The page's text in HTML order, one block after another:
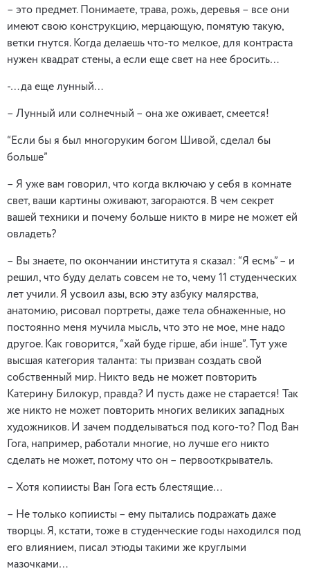
– это предмет. Понимаете, трава, рожь, деревья – все они
имеют свою конструкцию, мерцающую, помятую такую,
ветки гнутся. Когда делаешь что-то мелкое, для контраста
нужен квадрат стены, а если еще свет на нее бросить…
-…да еще лунный…
– Лунный или солнечный – она же оживает, смеется!
“Если бы я был многоруким богом Шивой, сделал бы
больше”
– Я уже вам говорил, что когда включаю у себя в комнате
свет, ваши картины оживают, загораются. В чем секрет
вашей техники и почему больше никто в мире не может ей
овладеть?
– Вы знаете, по окончании института я сказал: “Я есмь” – и
решил, что буду делать совсем не то, чему 11 студенческих
лет учили. Я усвоил азы, всю эту азбуку малярства,
анатомию, рисовал портреты, даже тела обнаженные, но
постоянно меня мучила мысль, что это не мое, мне надо
другое. Как говорится, “хай буде гiрше, аби iнше”. Тут уже
высшая категория таланта: ты призван создать свой
собственный мир. Никто ведь не может повторить
Катерину Билокур, правда? И пусть даже не старается! Так
же никто не может повторить многих великих западных
художников. И зачем подделываться под кого-то? Под Ван
Гога, например, работали многие, но лучше его никто
сделать не может, потому что он – первооткрыватель.
– Хотя копиисты Ван Гога есть блестящие…
– Не только копиисты – ему пытались подражать даже
творцы. Я, кстати, тоже в студенческие годы находился под
его влиянием, писал этюды такими же круглыми
мазочками…